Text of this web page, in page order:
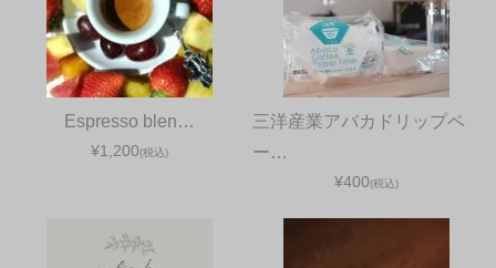
Espresso blen…
¥1,200(税込)
三洋産業アバカドリップペ
ー…
¥400(税込)